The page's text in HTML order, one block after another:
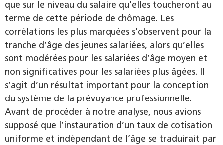
que sur le niveau du salaire qu’elles toucheront au
terme de cette période de chômage. Les
corrélations les plus marquées s’observent pour la
tranche d’âge des jeunes salariées, alors qu’elles
sont modérées pour les salariées d’âge moyen et
non significatives pour les salariées plus âgées. Il
s’agit d’un résultat important pour la conception
du système de la prévoyance professionnelle.
Avant de procéder à notre analyse, nous avions
supposé que l’instauration d’un taux de cotisation
uniforme et indépendant de l’âge se traduirait par